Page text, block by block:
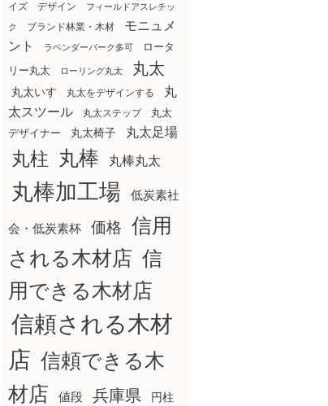
イズ
デザイン フィールドアスレチッ
ク ブランド林業・木材
モニュメ
ント
ラベンダーパーク多可
ロータ
リー丸太
ローリング丸太 丸太
丸太いす 丸太をデザインする
丸
太スツール
丸太ステップ
丸太
デザイナー
丸太椅子 丸太足場
丸柱 丸棒 丸棒丸太
丸棒加工場 低炭素社
会・低炭素杯 価格
信用
される木材店 信
用できる木材店
信頼される木材
店 信頼できる木
材店
値段 兵庫県 円柱